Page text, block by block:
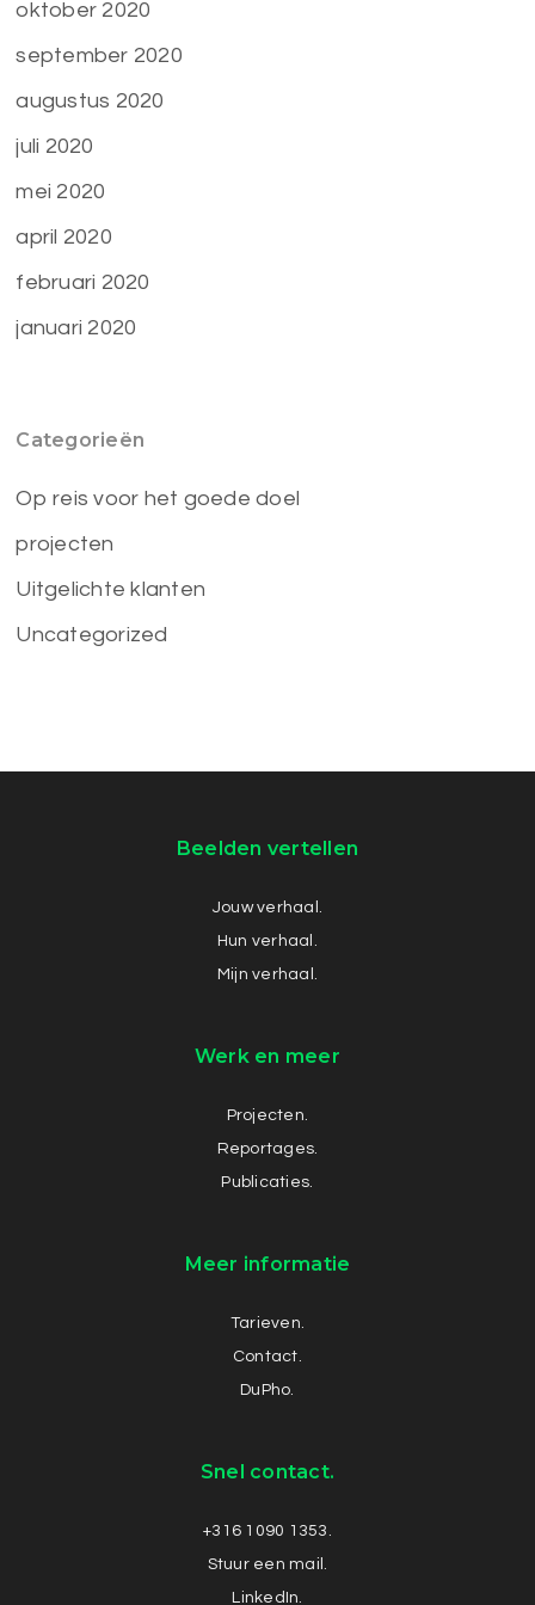
oktober 2020
september 2020
augustus 2020
juli 2020
mei 2020
april 2020
februari 2020
januari 2020
Categorieën
Op reis voor het goede doel
projecten
Uitgelichte klanten
Uncategorized
Beelden vertellen
Jouw verhaal.
Hun verhaal.
Mijn verhaal.
Werk en meer
Projecten.
Reportages.
Publicaties.
Meer informatie
Tarieven.
Contact.
DuPho.
Snel contact.
+316 1090 1353.
Stuur een mail.
LinkedIn.